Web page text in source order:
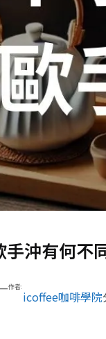
沖有何不
作者:
icoffee咖啡學院